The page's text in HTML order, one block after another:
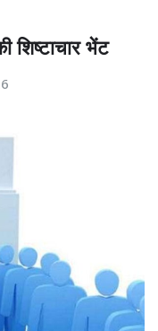
शिष्टाचार भेंट